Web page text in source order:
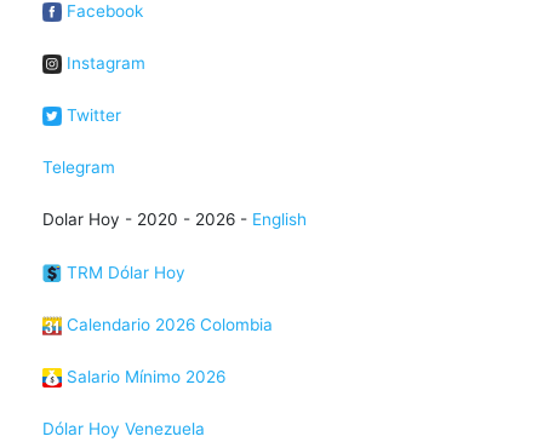
Facebook
Instagram
Twitter
Telegram
Dolar Hoy - 2020 - 2026 - English
TRM Dólar Hoy
Calendario 2026 Colombia
Salario Mínimo 2026
Dólar Hoy Venezuela